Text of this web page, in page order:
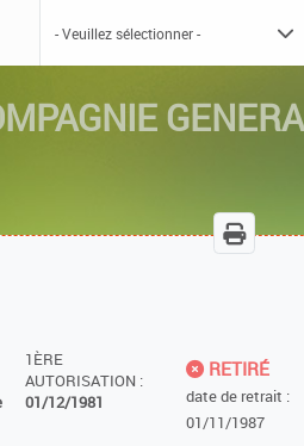
1ÈRE
AUTORISATION :
01/12/1981
RETIRÉ
date de retrait :
01/11/1987